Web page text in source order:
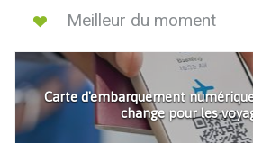
Meilleur du moment
Carte d'embarquement
change pour les